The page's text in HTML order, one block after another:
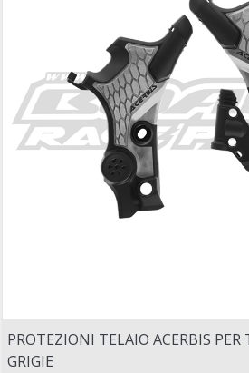
PROTEZIONI TELAIO ACERBIS PER
GRIGIE